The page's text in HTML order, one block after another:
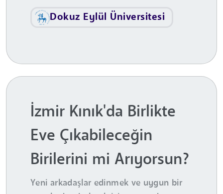
Dokuz Eylül Üniversitesi
İzmir Kınık'da Birlikte
Eve Çıkabileceğin
Birilerini mi Arıyorsun?
Yeni arkadaşlar edinmek ve uygun bir